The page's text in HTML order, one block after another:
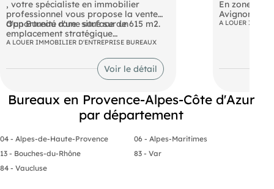
, votre spécialiste en immobilier
professionnel vous propose la vente
d'un Bureau d'une surface de 615 m2.
Opportunité rare  situé sur un
emplacement stratégique
- l'aménagement intérieur sera réalisé
sur mesure en fonction de ce que
- Si l'aménagement comporte des
demandes spécifiques, elles seront
étudiées pour fournir un devis détaillé
- Parking visiteurs.
A LOUER IMMOBILIER D'ENTREPRISE BUREAUX
Voir le détail
En zone
Avignon sud
ensemble
Pas de
comprises
foncière et
A LOUER
Bureaux en Provence-Alpes-Côte d'Azur
par département
04 - Alpes-de-Haute-Provence
06 - Alpes-Maritimes
13 - Bouches-du-Rhône
83 - Var
84 - Vaucluse